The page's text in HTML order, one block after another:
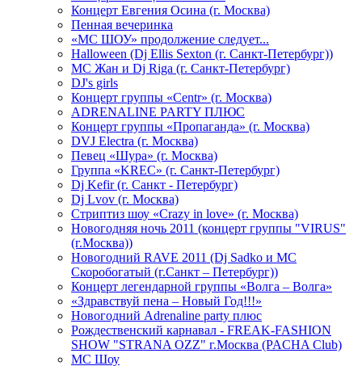
Концерт Евгения Осина (г. Москва)
Пенная вечеринка
«МС ШОУ» продолжение следует...
Halloween (Dj Ellis Sexton (г. Санкт-Петербург))
МС Жан и Dj Riga (г. Санкт-Петербург)
DJ's girls
Концерт группы «Centr» (г. Москва)
ADRENALINE PARTY ПЛЮС
Концерт группы «Пропаганда» (г. Москва)
DVJ Electra (г. Москва)
Певец «Шура» (г. Москва)
Группа «KREC» (г. Санкт-Петербург)
Dj Kefir (г. Санкт - Петербург)
Dj Lvov (г. Москва)
Стриптиз шоу «Crazy in love» (г. Москва)
Новогодняя ночь 2011 (концерт группы "VIRUS"
(г.Москва))
Новогодний RAVE 2011 (Dj Sadko и MC
Скоробогатый (г.Санкт – Петербург))
Концерт легендарной группы «Волга – Волга»
«Здравствуй пена – Новый Год!!!»
Новогодний Adrenaline party плюс
Рождественский карнавал - FREAK-FASHION
SHOW "STRANA OZZ" г.Москва (PACHA Club)
MC Шоу